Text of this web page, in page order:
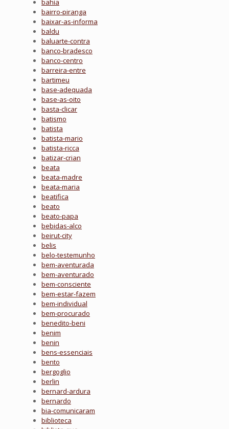
bahia
bairro-piranga
baixar-as-informa
baldu
baluarte-contra
banco-bradesco
banco-centro
barreira-entre
bartimeu
base-adequada
base-as-oito
basta-clicar
batismo
batista
batista-mario
batista-ricca
batizar-crian
beata
beata-madre
beata-maria
beatifica
beato
beato-papa
bebidas-alco
beirut-city
belis
belo-testemunho
bem-aventurada
bem-aventurado
bem-consciente
bem-estar-fazem
bem-individual
bem-procurado
benedito-beni
benim
benin
bens-essenciais
bento
bergoglio
berlin
bernard-ardura
bernardo
bia-comunicaram
biblioteca